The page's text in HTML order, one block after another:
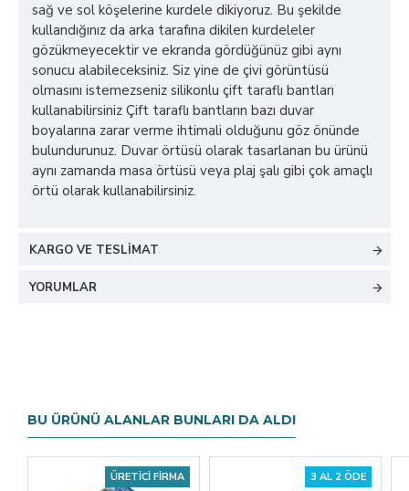
sağ ve sol köşelerine kurdele dikiyoruz. Bu şekilde
kullandığınız da arka tarafına dikilen kurdeleler
gözükmeyecektir ve ekranda gördüğünüz gibi aynı
sonucu alabileceksiniz. Siz yine de çivi görüntüsü
olmasını istemezseniz silikonlu çift taraflı bantları
kullanabilirsiniz Çift taraflı bantların bazı duvar
boyalarına zarar verme ihtimali olduğunu göz önünde
bulundurunuz. Duvar örtüsü olarak tasarlanan bu ürünü
aynı zamanda masa örtüsü veya plaj şalı gibi çok amaçlı
örtü olarak kullanabilirsiniz.
KARGO VE TESLIMAT
YORUMLAR
BU ÜRÜNÜ ALANLAR BUNLARI DA ALDI
ÜRETICI FIRMA 3 AL 2 ÖDE